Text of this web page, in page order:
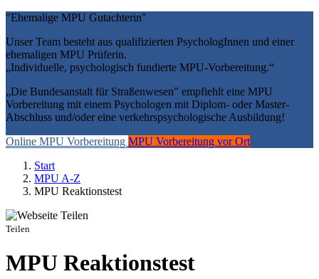
"Ehemalige MPU Gutachterin"
Unser Team besteht aus qualifizierten PsychologInnen und einer
ehemaligen MPU Prüferin.
„Individuelle, psychologisch fundierte MPU-Vorbereitung.“
„Die Bundesanstalt für Straßenwesen" empfiehlt eine MPU
Vorbereitung mit einem Psychologen mit Diplom- oder Master-
Abschluss und/oder eine verkehrspsychologische Ausbildung!
Online MPU Vorbereitung MPU Vorbereitung vor Ort
Start
MPU A-Z
MPU Reaktionstest
Teilen
MPU Reaktionstest